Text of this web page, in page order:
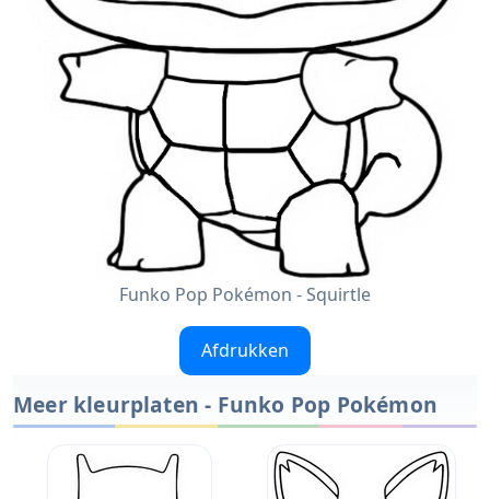
Funko Pop Pokémon - Squirtle
Afdrukken
Meer kleurplaten - Funko Pop Pokémon